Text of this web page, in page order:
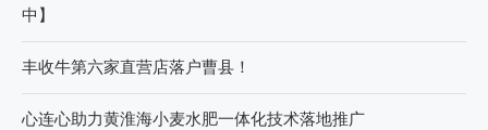
中】
丰收牛第六家直营店落户曹县！
心连心助力黄淮海小麦水肥一体化技术落地推广